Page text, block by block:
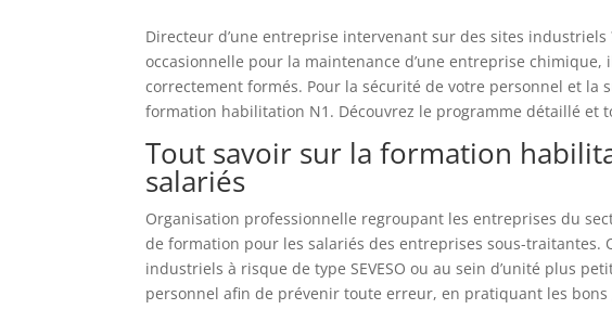
Directeur d’une entreprise intervenant sur des sites
occasionnelle pour la maintenance d’une entreprise
correctement formés. Pour la sécurité de votre personnel et la
formation habilitation N1. Découvrez le programme détaillé
Tout savoir sur la formation
salariés
Organisation professionnelle regroupant les entreprises du
de formation pour les salariés des entreprises sous-traitantes.
industriels à risque de type SEVESO ou au sein d’unité plus
personnel afin de prévenir toute erreur, en pratiquant les